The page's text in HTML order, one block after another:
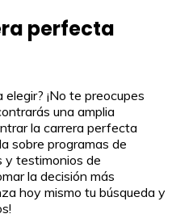
perfecta
¡No te preocupes
una amplia
la carrera perfecta
sobre programas de
y testimonios de
la decisión más
hoy mismo tu búsqueda y